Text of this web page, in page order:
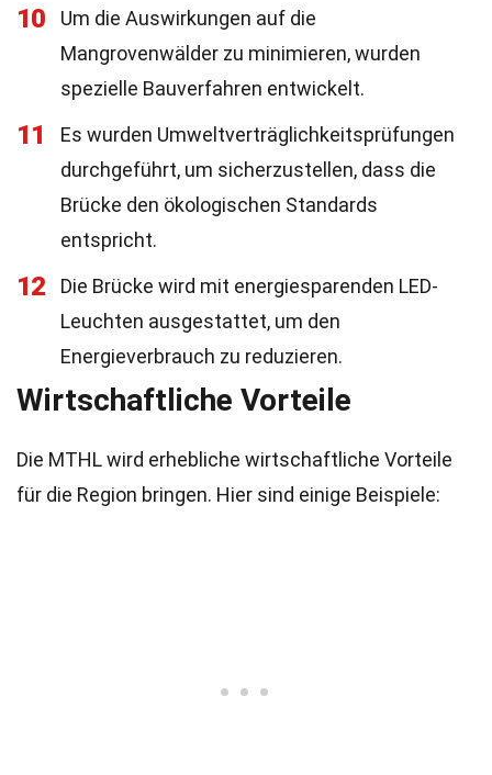
10
Um die Auswirkungen auf die
Mangrovenwälder zu minimieren, wurden
spezielle Bauverfahren entwickelt.
11
Es wurden Umweltverträglichkeitsprüfungen
durchgeführt, um sicherzustellen, dass die
Brücke den ökologischen Standards
entspricht.
12
Die Brücke wird mit energiesparenden LED-
Leuchten ausgestattet, um den
Energieverbrauch zu reduzieren.
Wirtschaftliche Vorteile
Die MTHL wird erhebliche wirtschaftliche Vorteile
für die Region bringen. Hier sind einige Beispiele: